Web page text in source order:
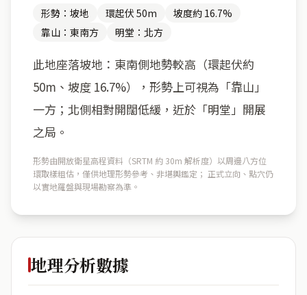
形勢：坡地 環起伏 50m
坡度約 16.7%
靠山：東南方
明堂：北方
此地座落坡地：東南側地勢較高（環起伏約
50m、坡度 16.7%），形勢上可視為「靠山」
一方；北側相對開闊低緩，近於「明堂」開展
之局。
形勢由開放衛星高程資料（SRTM 約 30m 解析度）以周邊八方位
環取樣粗估，僅供地理形勢參考、非堪輿鑑定； 正式立向、點穴仍
以實地羅盤與現場勘察為準。
地理分析數據